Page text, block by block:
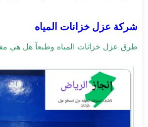
شركة عزل خزانات المياه
طرق عزل خزانات المياه وطبعآ هل هي